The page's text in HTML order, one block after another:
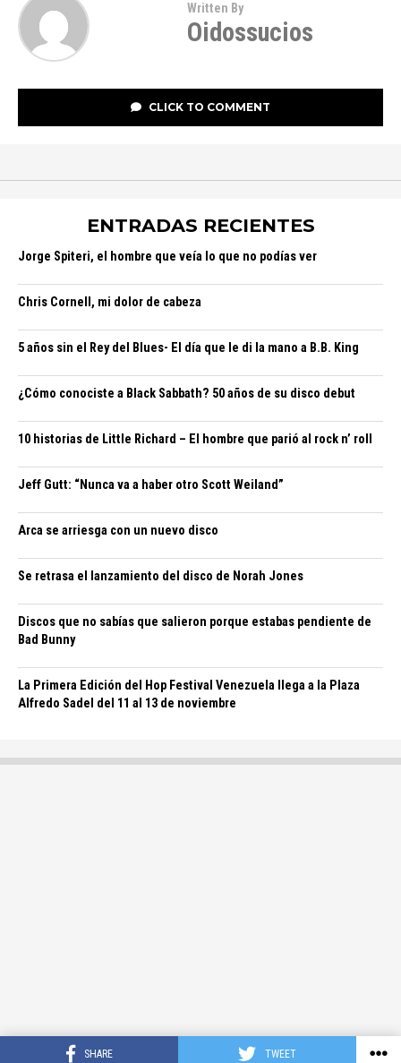
SHARE TWEET
Written By
Oidossucios
CLICK TO COMMENT
ENTRADAS RECIENTES
Jorge Spiteri, el hombre que veía lo que no podías ver
Chris Cornell, mi dolor de cabeza
5 años sin el Rey del Blues- El día que le di la mano a B.B. King
¿Cómo conociste a Black Sabbath? 50 años de su disco debut
10 historias de Little Richard – El hombre que parió al rock n’ roll
Jeff Gutt: “Nunca va a haber otro Scott Weiland”
Arca se arriesga con un nuevo disco
Se retrasa el lanzamiento del disco de Norah Jones
Discos que no sabías que salieron porque estabas pendiente de
Bad Bunny
La Primera Edición del Hop Festival Venezuela llega a la Plaza
Alfredo Sadel del 11 al 13 de noviembre